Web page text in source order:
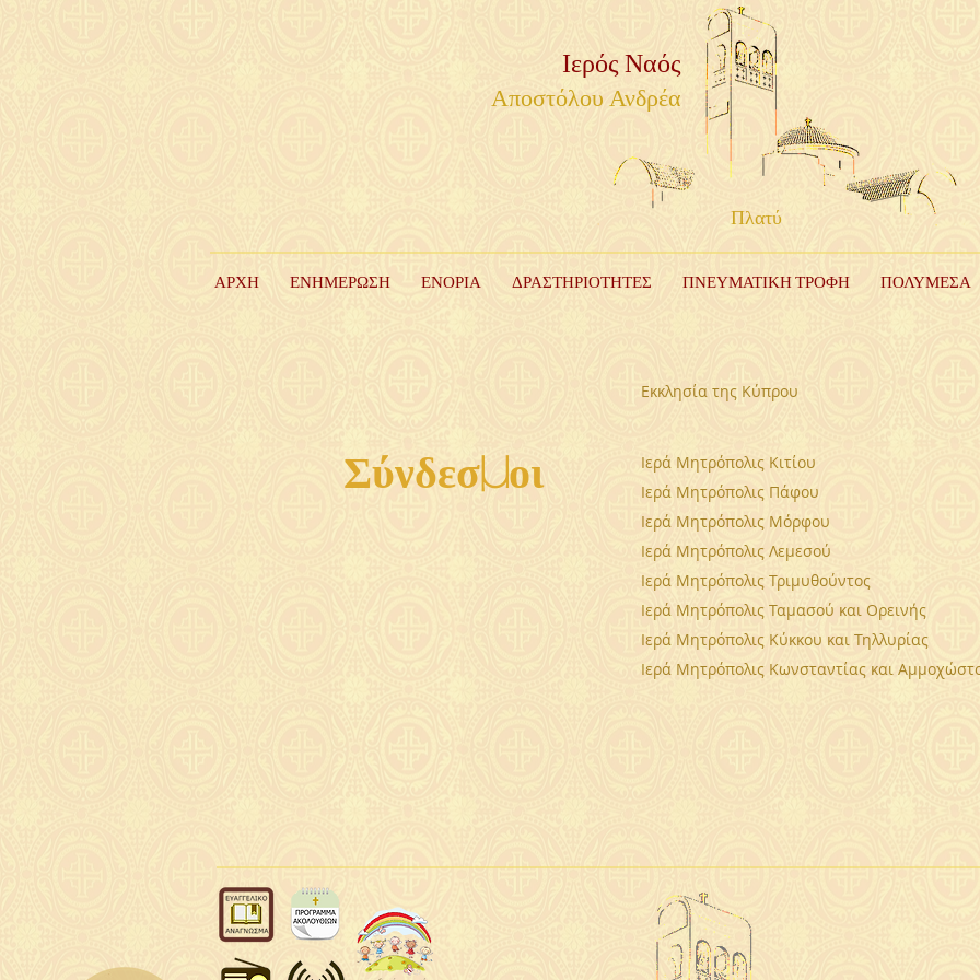
Ιερός Ναός
Αποστόλου Ανδρέα
Πλατύ
ΑΡΧΗ ΕΝΗΜΕΡΩΣΗ ΕΝΟΡΙΑ ΔΡΑΣΤΗΡΙΟΤΗΤΕΣ ΠΝΕΥΜΑΤΙΚΗ ΤΡΟΦΗ ΠΟΛΥΜΕΣΑ
Σύνδεσμοι
Εκκλησία της Κύπρου
Ιερά Μητρόπολις Κιτίου
Ιερά Μητρόπολις Πάφου
Ιερά Μητρόπολις Μόρφου
Ιερά Μητρόπολις Λεμεσού
Ιερά Μητρόπολις Τριμυθούντος
Ιερά Μητρόπολις Ταμασού και Ορεινής
Ιερά Μητρόπολις Κύκκου και Τηλλυρίας
Ιερά Μητρόπολις Κωνσταντίας και